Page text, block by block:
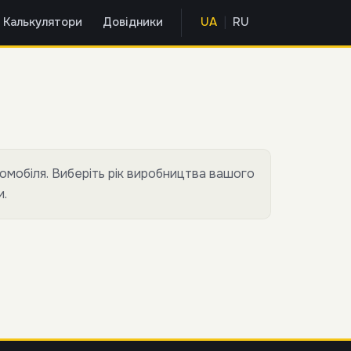
Калькулятори Довідники UA RU
Виберіть рік виробництва вашого